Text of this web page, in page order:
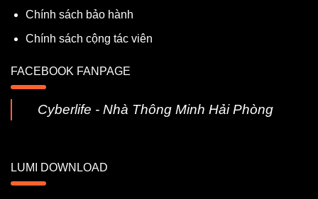
Chính sách bảo hành
Chính sách cộng tác viên
FACEBOOK FANPAGE
Cyberlife - Nhà Thông Minh Hải Phòng
LUMI DOWNLOAD